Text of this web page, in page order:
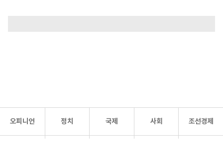
오피니언 정치 국제 사회 조선경제